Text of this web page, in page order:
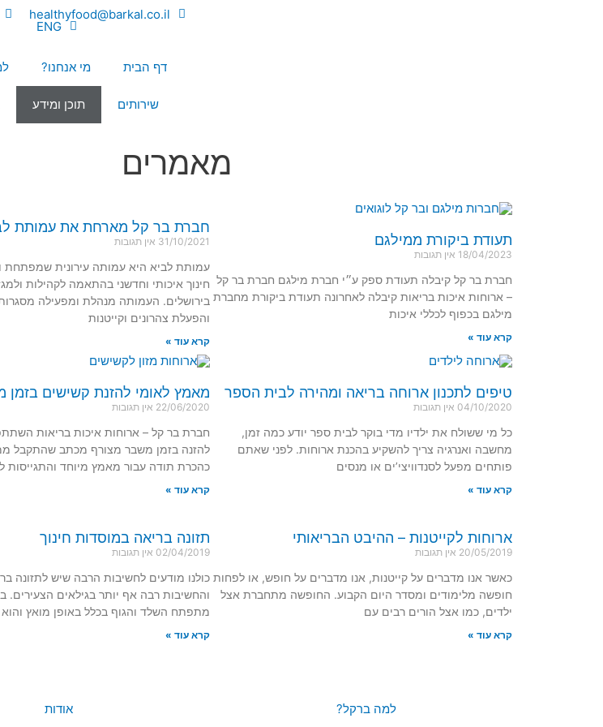
healthyfood@barkal.co.il
ENG
דף הבית מי אנחנו?
שירותים תוכן ומידע
מאמרים
תעודת ביקורת ממילגם
18/04/2023 אין תגובות
חברת בר קל קיבלה תעודת ספק ע״י חברת מילגם חברת בר קל
– ארוחות איכות בריאות קיבלה לאחרונה תעודת ביקורת מחברת
מילגם בכפוף לכללי איכות
קרא עוד »
חברת בר קל מארחת את עמותת
31/10/2021 אין תגובות
עמותת לביא היא עמותה עירונית שמפתחת
חינוך איכותי וחדשני בהתאמה לקהילות
בירושלים. העמותה מנהלת ומפעילה מסגרות
והפעלת צהרונים וקייטנות
קרא עוד »
טיפים לתכנון ארוחה בריאה ומהירה לבית הספר
04/10/2020 אין תגובות
כל מי ששולח את ילדיו מדי בוקר לבית ספר יודע כמה זמן,
מחשבה ואנרגיה צריך להשקיע בהכנת ארוחות. לפני שאתם
פותחים מפעל לסנדוויצי’ים או מנסים
קרא עוד »
מאמץ לאומי להזנת קשישים בזמן
22/06/2020 אין תגובות
חברת בר קל – ארוחות איכות בריאות
להזנה בזמן משבר מצורף מכתב שהתקבל
כהכרת תודה עבור מאמץ מיוחד והתגייסות
קרא עוד »
ארוחות לקייטנות – ההיבט הבריאותי
20/05/2019 אין תגובות
כאשר אנו מדברים על קייטנות, אנו מדברים על חופש, או לפחות
חופשה מלימודים ומסדר היום הקבוע. החופשה מתחברת אצל
ילדים, כמו אצל הורים רבים עם
קרא עוד »
תזונה בריאה במוסדות חינוך
02/04/2019 אין תגובות
כולנו מודעים לחשיבות הרבה שיש לתזונה
והחשיבות רבה אף יותר בגילאים הצעירים.
מתפתח השלד והגוף בכלל באופן מואץ והוא
קרא עוד »
למה ברקל? אודות